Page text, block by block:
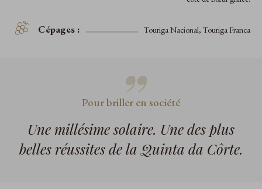
Cépages : Touriga Nacional, Touriga Franca
Pour briller en société
Une millésime solaire. Une des plus
belles réussites de la Quinta da Côrte.